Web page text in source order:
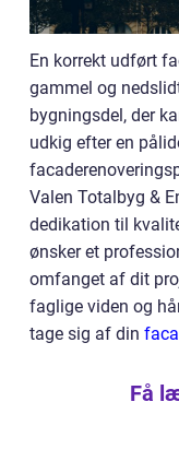
En korrekt udført
gammel og
bygningsdel, der
udkig efter en
Valen Totalbyg &
dedikation til
ønsker et
omfanget af dit
faglige viden og
tage sig af din
Få